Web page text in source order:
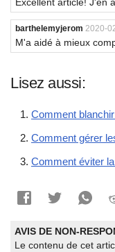
Excellent article! J'en
barthelemyjerom 2020-
M'a aidé à mieux
Lisez aussi:
Comment
Comment gérer
Comment éviter
AVIS DE NON-
Le contenu de cet